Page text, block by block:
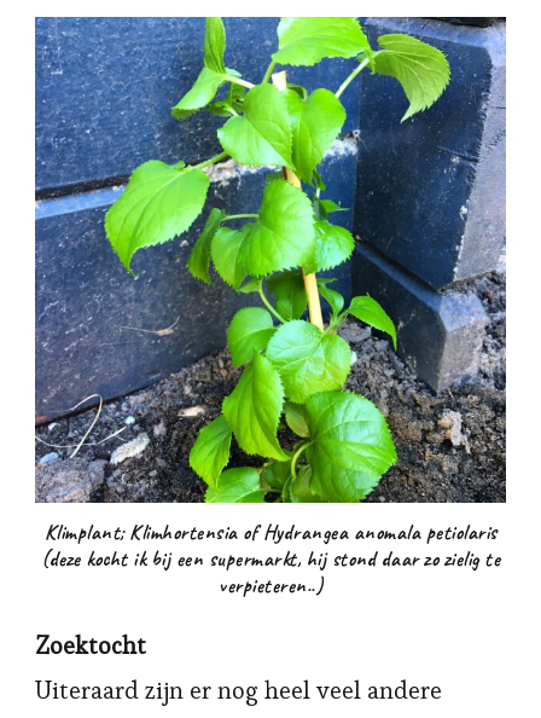
Klimplant; Klimhortensia of Hydrangea anomala petiolaris
(deze kocht ik bij een supermarkt, hij stond daar zo zielig te
verpieteren..)
Zoektocht
Uiteraard zijn er nog heel veel andere